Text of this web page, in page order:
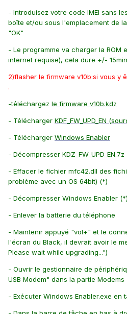
- Introduisez votre code IMEI sans
boîte et/ou sous l'emplacement de
"OK"
- Le programme va charger la ROM
internet requise), cela dure +/- 15min
2)flasher le firmware v10b:si vous y
.
-téléchargez le firmware v10b.kdz
- Télécharger KDF_FW_UPD_EN
- Télécharger Windows Enabler
- Décompresser
- Effacer le fichier mfc42.dll des
problème avec un OS 64bit) (*)
- Décompresser Windows Enabler (*)
- Enlever la batterie du téléphone
- Maintenir appuyé "vol+" et le
l'écran du Black, il devrait avoir le
Please wait while upgrading...")
- Ouvrir le gestionnaire de
USB Modem" dans la partie Modems
- Exécuter Windows Enabler.exe en